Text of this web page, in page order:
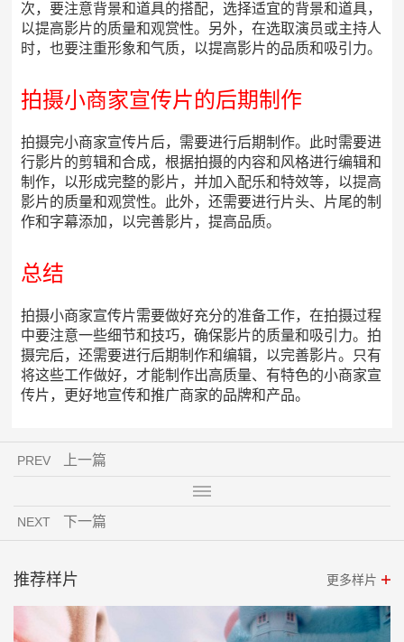
次，要注意背景和道具的搭配，选择适宜的背景和道具，
以提高影片的质量和观赏性。另外，在选取演员或主持人
时，也要注重形象和气质，以提高影片的品质和吸引力。
拍摄小商家宣传片的后期制作
拍摄完小商家宣传片后，需要进行后期制作。此时需要进
行影片的剪辑和合成，根据拍摄的内容和风格进行编辑和
制作，以形成完整的影片，并加入配乐和特效等，以提高
影片的质量和观赏性。此外，还需要进行片头、片尾的制
作和字幕添加，以完善影片，提高品质。
总结
拍摄小商家宣传片需要做好充分的准备工作，在拍摄过程
中要注意一些细节和技巧，确保影片的质量和吸引力。拍
摄完后，还需要进行后期制作和编辑，以完善影片。只有
将这些工作做好，才能制作出高质量、有特色的小商家宣
传片，更好地宣传和推广商家的品牌和产品。
PREV 上一篇
NEXT 下一篇
推荐样片 更多样片